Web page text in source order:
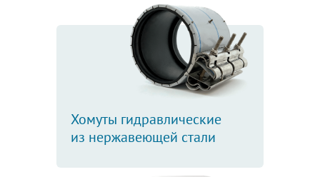
Хомуты гидравлические
из нержавеющей стали